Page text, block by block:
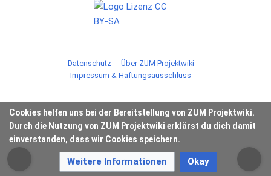
Cookies helfen uns bei der Bereitstellung von ZUM Projektwiki.
Durch die Nutzung von ZUM Projektwiki erklärst du dich damit
einverstanden, dass wir Cookies speichern.
Weitere Informationen Okay
Datenschutz
Über ZUM Projektwiki
Impressum & Haftungsausschluss